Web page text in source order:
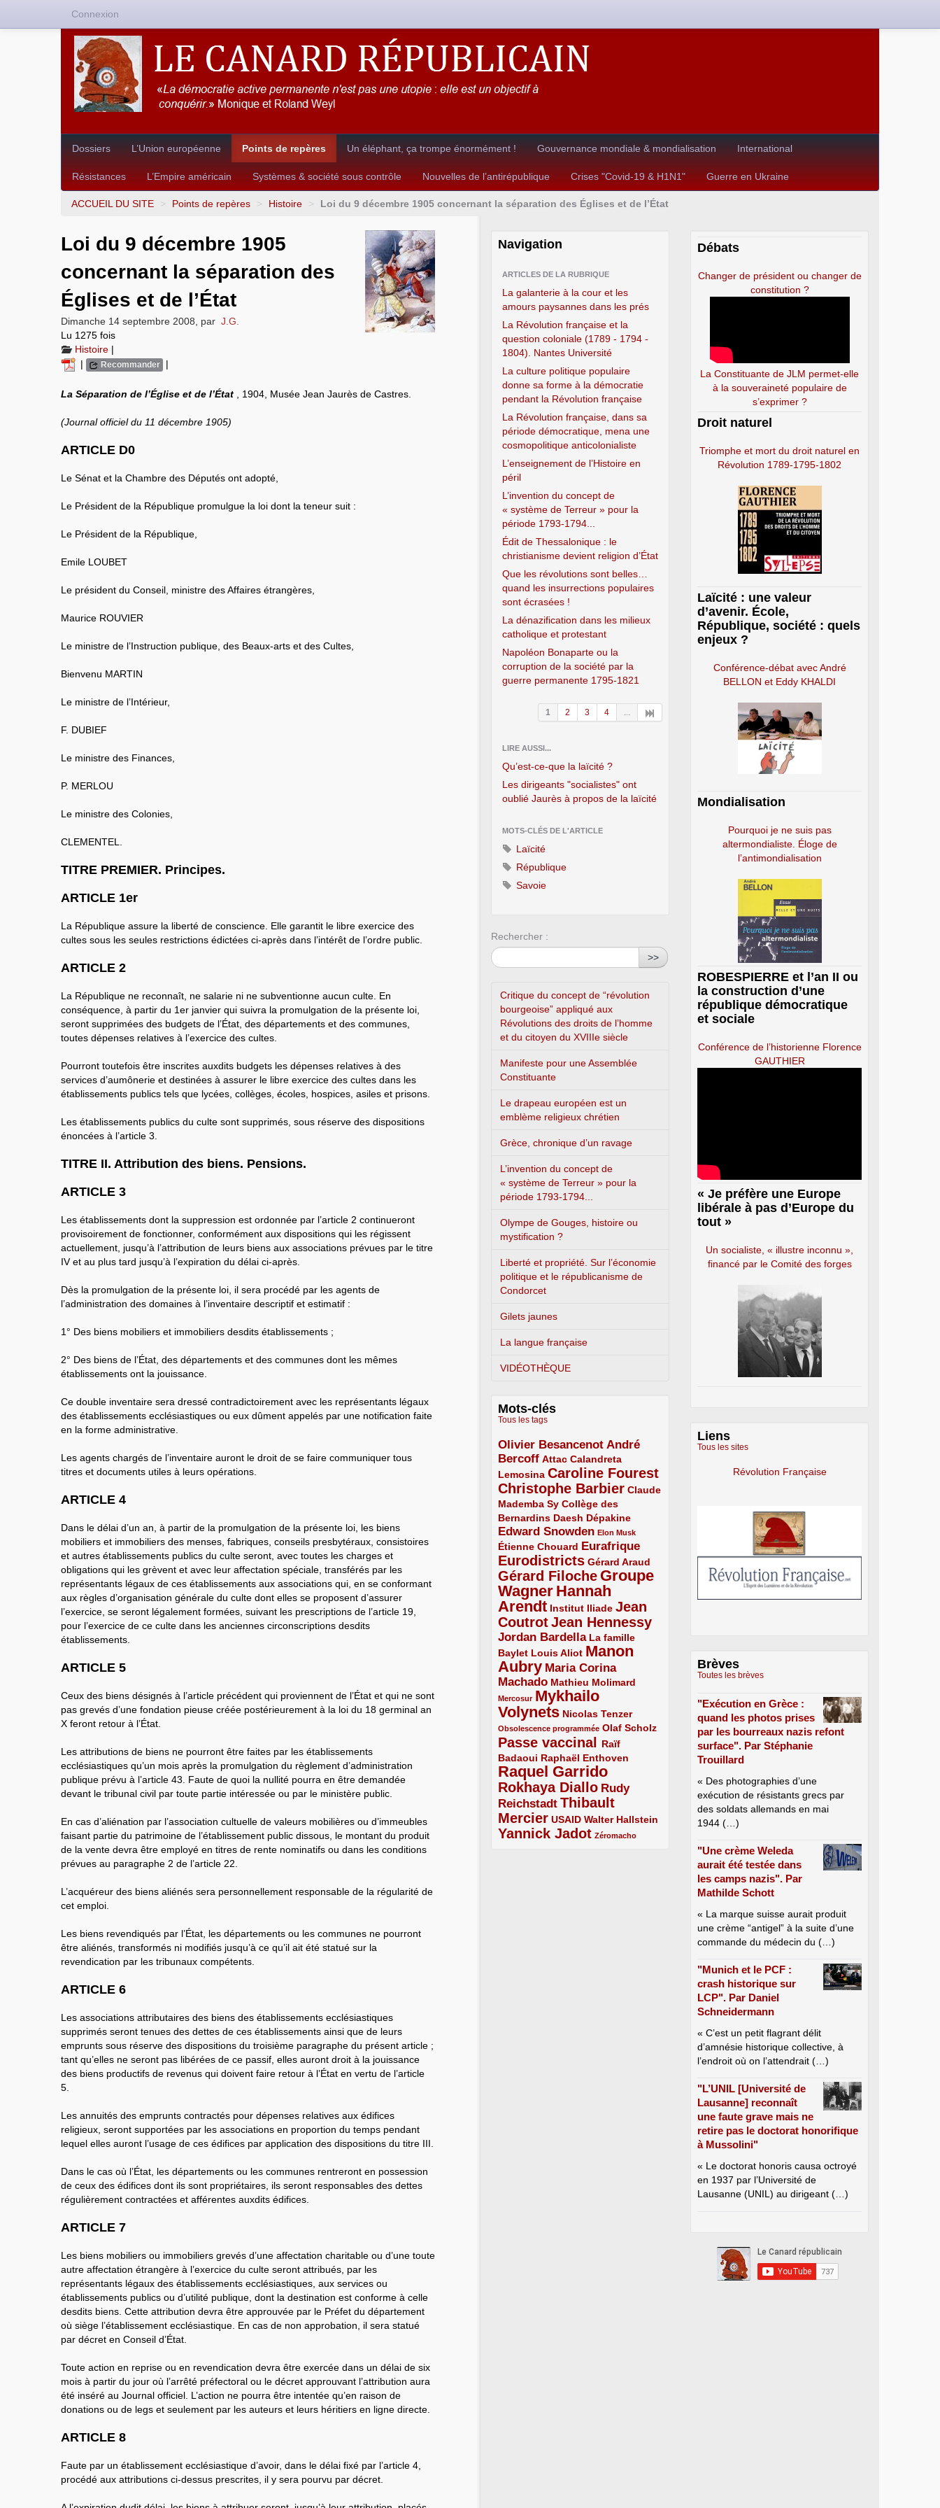
Dossiers L’Union européenne Points de repères Un éléphant, ça trompe énormément ! Gouvernance mondiale & mondialisation International
Résistances L’Empire américain Systèmes & société sous contrôle Nouvelles de l’antirépublique Crises "Covid-19 & H1N1" Guerre en Ukraine
ACCUEIL DU SITE > Points de repères > Histoire > Loi du 9 décembre 1905 concernant la séparation des Églises et de l’État
Loi du 9 décembre 1905
concernant la séparation des
Églises et de l’État
Dimanche 14 septembre 2008 par J.G.
Lu 1275 fois
Histoire |
|
Recommander |
La Séparation de l’Église et de l’État , 1904, Musée Jean Jaurès de Castres.
(Journal officiel du 11 décembre 1905)
ARTICLE D0
Le Sénat et la Chambre des Députés ont adopté,
Le Président de la République promulgue la loi dont la teneur suit :
Le Président de la République,
Emile LOUBET
Le président du Conseil, ministre des Affaires étrangères,
Maurice ROUVIER
Le ministre de l’Instruction publique, des Beaux-arts et des Cultes,
Bienvenu MARTIN
Le ministre de l’Intérieur,
F. DUBIEF
Le ministre des Finances,
P. MERLOU
Le ministre des Colonies,
CLEMENTEL.
TITRE PREMIER. Principes.
ARTICLE 1er
La République assure la liberté de conscience. Elle garantit le libre exercice des
cultes sous les seules restrictions édictées ci-après dans l’intérêt de l’ordre public.
ARTICLE 2
La République ne reconnaît, ne salarie ni ne subventionne aucun culte. En
conséquence, à partir du 1er janvier qui suivra la promulgation de la présente loi,
seront supprimées des budgets de l’État, des départements et des communes,
toutes dépenses relatives à l’exercice des cultes.
Pourront toutefois être inscrites auxdits budgets les dépenses relatives à des
services d’aumônerie et destinées à assurer le libre exercice des cultes dans les
établissements publics tels que lycées, collèges, écoles, hospices, asiles et prisons.
Les établissements publics du culte sont supprimés, sous réserve des dispositions
énoncées à l’article 3.
TITRE II. Attribution des biens. Pensions.
ARTICLE 3
Les établissements dont la suppression est ordonnée par l’article 2 continueront
provisoirement de fonctionner, conformément aux dispositions qui les régissent
actuellement, jusqu’à l’attribution de leurs biens aux associations prévues par le titre
IV et au plus tard jusqu’à l’expiration du délai ci-après.
Dès la promulgation de la présente loi, il sera procédé par les agents de
l’administration des domaines à l’inventaire descriptif et estimatif :
1° Des biens mobiliers et immobiliers desdits établissements ;
2° Des biens de l’État, des départements et des communes dont les mêmes
établissements ont la jouissance.
Ce double inventaire sera dressé contradictoirement avec les représentants légaux
des établissements ecclésiastiques ou eux dûment appelés par une notification faite
en la forme administrative.
Les agents chargés de l’inventaire auront le droit de se faire communiquer tous
titres et documents utiles à leurs opérations.
ARTICLE 4
Dans le délai d’un an, à partir de la promulgation de la présente loi, les biens
mobiliers et immobiliers des menses, fabriques, conseils presbytéraux, consistoires
et autres établissements publics du culte seront, avec toutes les charges et
obligations qui les grèvent et avec leur affectation spéciale, transférés par les
représentants légaux de ces établissements aux associations qui, en se conformant
aux règles d’organisation générale du culte dont elles se proposent d’assurer
l’exercice, se seront légalement formées, suivant les prescriptions de l’article 19,
pour l’exercice de ce culte dans les anciennes circonscriptions desdits
établissements.
ARTICLE 5
Ceux des biens désignés à l’article précédent qui proviennent de l’État et qui ne sont
pas grevés d’une fondation pieuse créée postérieurement à la loi du 18 germinal an
X feront retour à l’État.
Les attributions de biens ne pourront être faites par les établissements
ecclésiastiques qu’un mois après la promulgation du règlement d’administration
publique prévu à l’article 43. Faute de quoi la nullité pourra en être demandée
devant le tribunal civil par toute partie intéressée ou par le ministère public.
En cas d’aliénation par l’association cultuelle de valeurs mobilières ou d’immeubles
faisant partie du patrimoine de l’établissement public dissous, le montant du produit
de la vente devra être employé en titres de rente nominatifs ou dans les conditions
prévues au paragraphe 2 de l’article 22.
L’acquéreur des biens aliénés sera personnellement responsable de la régularité de
cet emploi.
Les biens revendiqués par l’État, les départements ou les communes ne pourront
être aliénés, transformés ni modifiés jusqu’à ce qu’il ait été statué sur la
revendication par les tribunaux compétents.
ARTICLE 6
Les associations attributaires des biens des établissements ecclésiastiques
supprimés seront tenues des dettes de ces établissements ainsi que de leurs
emprunts sous réserve des dispositions du troisième paragraphe du présent article ;
tant qu’elles ne seront pas libérées de ce passif, elles auront droit à la jouissance
des biens productifs de revenus qui doivent faire retour à l’État en vertu de l’article
5.
Les annuités des emprunts contractés pour dépenses relatives aux édifices
religieux, seront supportées par les associations en proportion du temps pendant
lequel elles auront l’usage de ces édifices par application des dispositions du titre III.
Dans le cas où l’État, les départements ou les communes rentreront en possession
de ceux des édifices dont ils sont propriétaires, ils seront responsables des dettes
régulièrement contractées et afférentes auxdits édifices.
ARTICLE 7
Les biens mobiliers ou immobiliers grevés d’une affectation charitable ou d’une toute
autre affectation étrangère à l’exercice du culte seront attribués, par les
représentants légaux des établissements ecclésiastiques, aux services ou
établissements publics ou d’utilité publique, dont la destination est conforme à celle
desdits biens. Cette attribution devra être approuvée par le Préfet du département
où siège l’établissement ecclésiastique. En cas de non approbation, il sera statué
par décret en Conseil d’État.
Toute action en reprise ou en revendication devra être exercée dans un délai de six
mois à partir du jour où l’arrêté préfectoral ou le décret approuvant l’attribution aura
été inséré au Journal officiel. L’action ne pourra être intentée qu’en raison de
donations ou de legs et seulement par les auteurs et leurs héritiers en ligne directe.
ARTICLE 8
Faute par un établissement ecclésiastique d’avoir, dans le délai fixé par l’article 4,
procédé aux attributions ci-dessus prescrites, il y sera pourvu par décret.
Navigation
ARTICLES DE LA RUBRIQUE
La galanterie à la cour et les
amours paysannes dans les prés
La Révolution française et la
question coloniale (1789 - 1794 -
1804). Nantes Université
La culture politique populaire
donne sa forme à la démocratie
pendant la Révolution française
La Révolution française, dans sa
période démocratique, mena une
cosmopolitique anticolonialiste
L’enseignement de l’Histoire en
péril
L’invention du concept de
« système de Terreur » pour la
période 1793-1794...
Édit de Thessalonique : le
christianisme devient religion d’État
Que les révolutions sont belles…
quand les insurrections populaires
sont écrasées !
La dénazification dans les milieux
catholique et protestant
Napoléon Bonaparte ou la
corruption de la société par la
guerre permanente 1795-1821
1 2 3 4 ...
LIRE AUSSI...
Qu’est-ce-que la laïcité ?
Les dirigeants "socialistes" ont
oublié Jaurès à propos de la laïcité
MOTS-CLÉS DE L'ARTICLE
Laïcité
République
Savoie
Rechercher :
>>
Critique du concept de “révolution
bourgeoise” appliqué aux
Révolutions des droits de l’homme
et du citoyen du XVIIIe siècle
Manifeste pour une Assemblée
Constituante
Le drapeau européen est un
emblème religieux chrétien
Grèce, chronique d’un ravage
L’invention du concept de
« système de Terreur » pour la
période 1793-1794...
Olympe de Gouges, histoire ou
mystification ?
Liberté et propriété. Sur l’économie
politique et le républicanisme de
Condorcet
Gilets jaunes
La langue française
VIDÉOTHÈQUE
Mots-clés
Tous les tags
Olivier Besancenot
3/5
André
Bercoff
3/5 Attac
2/5
Calandreta
Lemosina
2/5 Caroline Fourest
4/5
Christophe Barbier
4/5
Claude
Mademba Sy
2/5
Collège des
Bernardins
2/5 Daesh
2/5 Dépakine
2/5
Edward Snowden
3/5 Elon Musk
1/5
Étienne Chouard
2/5 Eurafrique
3/5
Eurodistricts
4/5 Gérard Araud
2/5
Gérard Filoche
4/5
Groupe
Wagner
5/5
Hannah
Arendt
5/5 Institut Iliade
2/5
Jean
Coutrot
4/5 Jean Hennessy
4/5
Jordan Bardella
3/5
La famille
Baylet
2/5 Louis Aliot
2/5
Manon
Aubry
5/5
Maria Corina
Machado
3/5 Mathieu Molimard
2/5
Mercosur
1/5
Mykhailo
Volynets
5/5 Nicolas Tenzer
2/5
Obsolescence programmée
1/5 Olaf Scholz
2/5
Passe vaccinal
4/5
Raïf
Badaoui
2/5 Raphaël Enthoven
2/5
Raquel Garrido
5/5
Rokhaya Diallo
4/5
Rudy
Reichstadt
3/5
Thibault
Mercier
4/5 USAID
2/5 Walter Hallstein
2/5
Yannick Jadot
4/5 Zéromacho
1/5
Débats
Changer de président ou changer de
constitution ?
La Constituante de JLM permet-elle
à la souveraineté populaire de
s’exprimer ?
Droit naturel
Triomphe et mort du droit naturel en
Révolution 1789-1795-1802
Laïcité : une valeur
d’avenir. École,
République, société : quels
enjeux ?
Conférence-débat avec André
BELLON et Eddy KHALDI
Mondialisation
Pourquoi je ne suis pas
altermondialiste. Éloge de
l’antimondialisation
ROBESPIERRE et l’an II ou
la construction d’une
république démocratique
et sociale
Conférence de l’historienne Florence
GAUTHIER
« Je préfère une Europe
libérale à pas d’Europe du
tout »
Un socialiste, « illustre inconnu »,
financé par le Comité des forges
Liens
Tous les sites
Révolution Française
Brèves
Toutes les brèves
"Exécution en Grèce :
quand les photos prises
par les bourreaux nazis refont
surface". Par Stéphanie
Trouillard
« Des photographies d’une
exécution de résistants grecs par
des soldats allemands en mai
1944 (…)
"Une crème Weleda
aurait été testée dans
les camps nazis". Par
Mathilde Schott
« La marque suisse aurait produit
une crème “antigel” à la suite d’une
commande du médecin du (…)
"Munich et le PCF :
crash historique sur
LCP". Par Daniel
Schneidermann
« C’est un petit flagrant délit
d’amnésie historique collective, à
l’endroit où on l’attendrait (…)
"L’UNIL [Université de
Lausanne] reconnaît
une faute grave mais ne
retire pas le doctorat honorifique
à Mussolini"
« Le doctorat honoris causa octroyé
en 1937 par l’Université de
Lausanne (UNIL) au dirigeant (…)
Connexion